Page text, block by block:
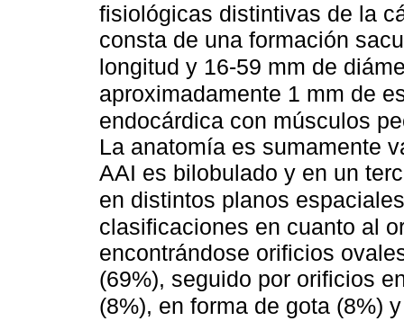
fisiológicas distintivas de la
consta de una formación
longitud y 16-59 mm de
aproximadamente 1 mm de
endocárdica con músculos
La anatomía es sumamente
AAI es bilobulado y en un
en distintos planos espaciales
clasificaciones en cuanto al
encontrándose orificios
(69%), seguido por orificios
(8%), en forma de gota (8%)